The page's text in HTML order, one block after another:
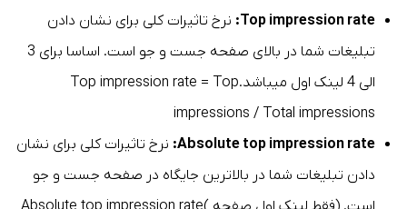
Top impression rate: نرخ تاثیرات کلی برای نشان دادن
تبلیغات شما در بالای صفحه جست و جو است. اساسا برای 3
الی 4 لینک اول میباشد.Top impression rate = Top
impressions / Total impressions
Absolute top impression rate: نرخ تاثیرات کلی برای نشان
دادن تبلیغات شما در بالاترین جایگاه در صفحه جست و جو